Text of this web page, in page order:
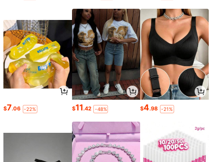
$7.06 -22% $11.42 -48% $4.98 -21%